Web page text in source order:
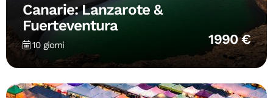
Canarie: Lanzarote &
Fuerteventura
10 giorni 1990 €